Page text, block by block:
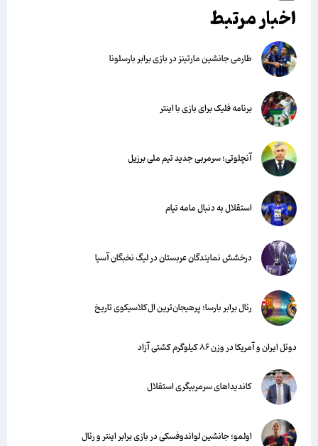
اخبار مرتبط
طارمی جانشین مارتینز در بازی برابر بارسلونا
برنامه فلیک برای بازی با اینتر
آنچلوتی؛ سرمربی جدید تیم ملی برزیل
استقلال به دنبال مامه تیام
درخشش نمایندگان عربستان در لیگ نخبگان آسیا
رئال برابر بارسا؛ پرهیجان‌‌ترین ال‌کلاسیکوی تاریخ
دوئل ایران و آمریکا در وزن ۸۶ کیلوگرم کشتی آزاد
کاندیداهای سرمربیگری استقلال
اولمو؛ جانشین لواندوفسکی در بازی برابر اینتر و رئال